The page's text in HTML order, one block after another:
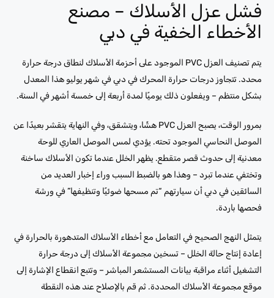
فشل عزل الأسلاك – مصنع
الأخطاء الخفية في دبي
يتم تصنيف العزل PVC الموجود على أحزمة الأسلاك لنطاق درجة حرارة
محدد. تتجاوز درجات حرارة المحرك في دبي في شهر يوليو هذا المعدل
بشكل منتظم – ويفعلون ذلك يوميًا لمدة أربعة إلى خمسة أشهر في السنة.
بمرور الوقت، يصبح العزل PVC هشًا، ويتشقق، وفي النهاية يتقشر بعيدًا عن
الموصل النحاسي الموجود تحته. يؤدي لمس الموصل العاري للوحة
معدنية إلى حدوث قصر متقطع. يظهر الخلل عندما تكون الأسلاك ساخنة
وتختفي عندما تبرد – وهذا هو بالضبط السبب وراء إخبار العديد من
السائقين في دبي أن سيارتهم “تم مسحها ضوئيًا وتنظيفها” في ورشة
فحصها باردة.
يتمثل النهج الصحيح في التعامل مع أخطاء الأسلاك المتدهورة بالحرارة في
إعادة إنتاج حالة الخلل – تسخين مجموعة الأسلاك إلى درجة حرارة
التشغيل أثناء مراقبة بيانات المستشعر المباشر – وتتبع انقطاع الإشارة إلى
موقع مجموعة الأسلاك المحددة. ثم قم بالإصلاح عند هذه النقطة